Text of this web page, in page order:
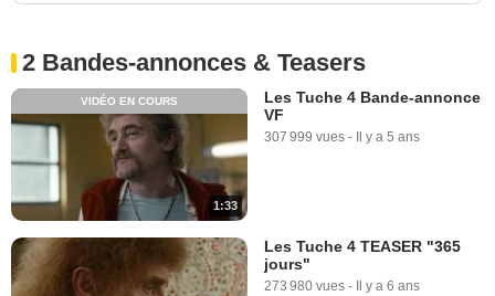
2 Bandes-annonces & Teasers
1:33
VIDÉO EN COURS
Les Tuche 4 Bande-annonce
VF
307 999 vues - Il y a 5 ans
Les Tuche 4 TEASER "365
jours"
273 980 vues - Il y a 6 ans